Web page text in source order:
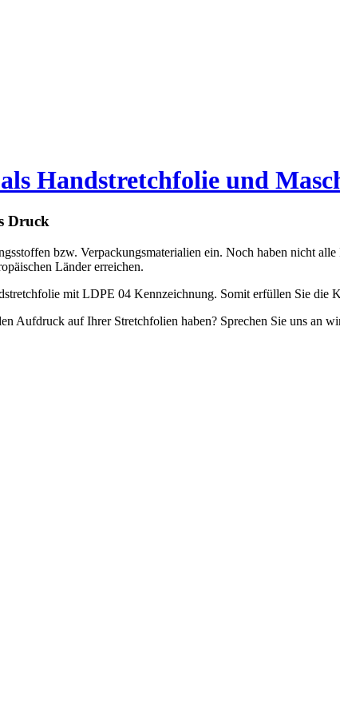
Handstretchfolie und
Druck
bzw. Verpackungsmaterialien ein. Noch haben nicht
Länder erreichen.
mit LDPE 04 Kennzeichnung. Somit erfüllen Sie die
Aufdruck auf Ihrer Stretchfolien haben? Sprechen Sie uns an